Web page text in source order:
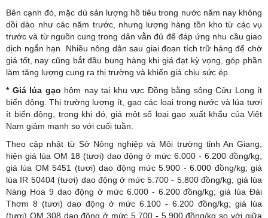
Bên cạnh đó, mặc dù sản lượng hồ tiêu trong nước năm nay không
dồi dào như các năm trước, nhưng lượng hàng tồn kho từ các vụ
trước và từ nguồn cung trong dân vẫn đủ để đáp ứng nhu cầu giao
dịch ngắn hạn. Nhiều nông dân sau giai đoạn tích trữ hàng để chờ
giá tốt, nay cũng bắt đầu bung hàng khi giá đạt kỳ vọng, góp phần
làm tăng lượng cung ra thị trường và khiến giá chịu sức ép.
* Giá lúa gạo hôm nay tại khu vực Đồng bằng sông Cửu Long ít
biến động. Thị trường lượng ít, gạo các loại trong nước và lúa tươi
ít biến động, trong khi đó, giá một số loại gạo xuất khẩu của Việt
Nam giảm mạnh so với cuối tuần.
Theo cập nhật từ Sở Nông nghiệp và Môi trường tỉnh An Giang,
hiện giá lúa OM 18 (tươi) dao động ở mức 6.000 - 6.200 đồng/kg;
giá lúa OM 5451 (tươi) dao động mức 5.900 - 6.000 đồng/kg; giá
lúa IR 50404 (tươi) dao động ở mức 5.700 - 5.800 đồng/kg; giá lúa
Nàng Hoa 9 dao động ở mức 6.000 - 6.200 đồng/kg; giá lúa Đài
Thơm 8 (tươi) dao động ở mức 6.100 - 6.200 đồng/kg; giá lúa
(tươi) OM 308 dao động ở mức 5.700 - 5.900 đồng/kg so với giữa